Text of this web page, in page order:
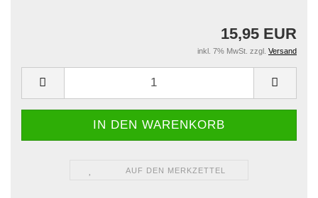
15,95 EUR
inkl. 7% MwSt. zzgl. Versand
AUF DEN MERKZETTEL